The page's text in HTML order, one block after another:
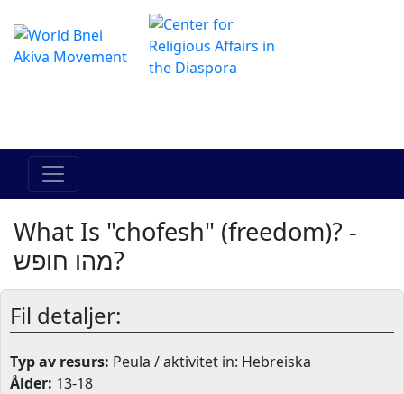
What Is "chofesh" (freedom)? -
מהו חופש?
Fil detaljer:
Typ av resurs: Peula / aktivitet in: Hebreiska
Ålder: 13-18